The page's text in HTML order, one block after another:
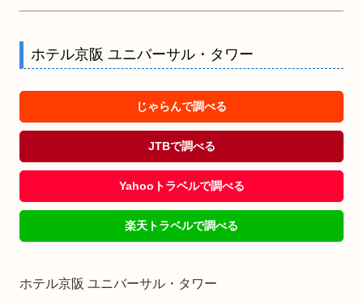
ホテル京阪 ユニバーサル・タワー
じゃらんで調べる
JTBで調べる
Yahooトラベルで調べる
楽天トラベルで調べる
ホテル京阪 ユニバーサル・タワー